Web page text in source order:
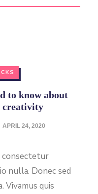
to know about
creativity
APRIL 24, 2020
consectetur
nulla. Donec sed
Vivamus quis